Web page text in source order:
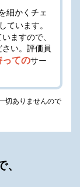
細かくチェ
ています。
ますので、
い。 評価員
ってのサー
切ありませんので
、